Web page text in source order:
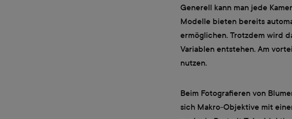
Generell kann man jede
Modelle bieten bereits
ermöglichen. Trotzdem wird
Variablen entstehen. Am
nutzen.
Beim Fotografieren von
sich Makro-Objektive mit